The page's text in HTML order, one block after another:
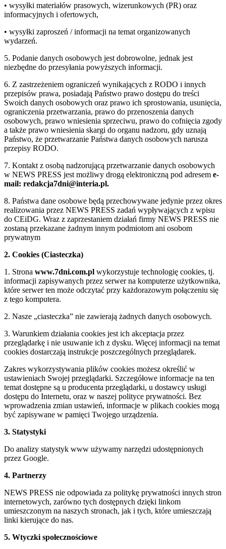
• wysyłki materiałów prasowych, wizerunkowych (PR) oraz
informacyjnych i ofertowych,
• wysyłki zaproszeń / informacji na temat organizowanych
wydarzeń.
5. Podanie danych osobowych jest dobrowolne, jednak jest
niezbędne do przesyłania powyższych informacji.
6. Z zastrzeżeniem ograniczeń wynikających z RODO i innych
przepisów prawa, posiadają Państwo prawo dostępu do treści
Swoich danych osobowych oraz prawo ich sprostowania, usunięcia,
ograniczenia przetwarzania, prawo do przenoszenia danych
osobowych, prawo wniesienia sprzeciwu, prawo do cofnięcia zgody
a także prawo wniesienia skargi do organu nadzoru, gdy uznają
Państwo, że przetwarzanie Państwa danych osobowych narusza
przepisy RODO.
7. Kontakt z osobą nadzorującą przetwarzanie danych osobowych
w NEWS PRESS jest możliwy drogą elektroniczną pod adresem e-
mail: redakcja7dni@interia.pl.
8. Państwa dane osobowe będą przechowywane jedynie przez okres
realizowania przez NEWS PRESS zadań wypływających z wpisu
do CEiDG. Wraz z zaprzestaniem działań firmy NEWS PRESS nie
zostaną przekazane żadnym innym podmiotom ani osobom
prywatnym
2. Cookies (Ciasteczka)
1. Strona www.7dni.com.pl wykorzystuje technologię cookies, tj.
informacji zapisywanych przez serwer na komputerze użytkownika,
które serwer ten może odczytać przy każdorazowym połączeniu się
z tego komputera.
2. Nasze „ciasteczka” nie zawierają żadnych danych osobowych.
3. Warunkiem działania cookies jest ich akceptacja przez
przeglądarkę i nie usuwanie ich z dysku. Więcej informacji na temat
cookies dostarczają instrukcje poszczególnych przeglądarek.
Zakres wykorzystywania plików cookies możesz określić w
ustawieniach Swojej przeglądarki. Szczegółowe informacje na ten
temat dostępne są u producenta przeglądarki, u dostawcy usługi
dostępu do Internetu, oraz w naszej polityce prywatności. Bez
wprowadzenia zmian ustawień, informacje w plikach cookies mogą
być zapisywane w pamięci Twojego urządzenia.
3. Statystyki
Do analizy statystyk www używamy narzędzi udostępnionych
przez Google.
4. Partnerzy
NEWS PRESS nie odpowiada za politykę prywatności innych stron
internetowych, zarówno tych dostępnych dzięki linkom
umieszczonym na naszych stronach, jak i tych, które umieszczają
linki kierujące do nas.
5. Wtyczki społecznościowe